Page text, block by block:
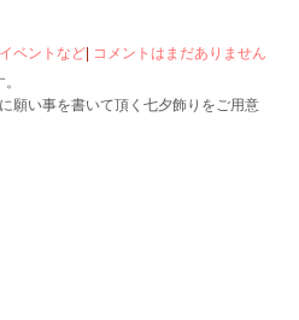
ベントなど コメントはまだありません
願い事を書いて頂く七夕飾りをご用意